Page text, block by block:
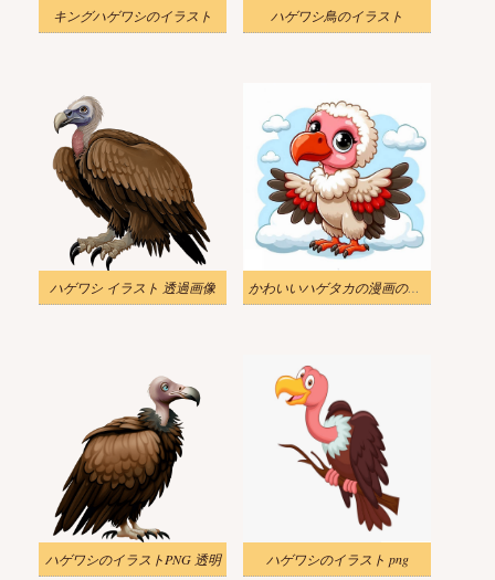
キングハゲワシのイラスト ハゲワシ鳥のイラスト
ハゲワシ イラスト 透過画像 かわいいハゲタカの漫画のイラスト
ハゲワシのイラストPNG 透明 ハゲワシのイラスト png